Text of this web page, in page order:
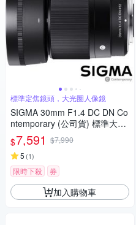
標準定焦鏡頭，大光圈人像鏡
SIGMA 30mm F1.4 DC DN Co
ntemporary (公司貨) 標準大光
圈定焦鏡頭 人像鏡 APS-C 無反
微單眼專用鏡頭
$7,591 $7,990
5 (1)
限時下殺 券
加入購物車